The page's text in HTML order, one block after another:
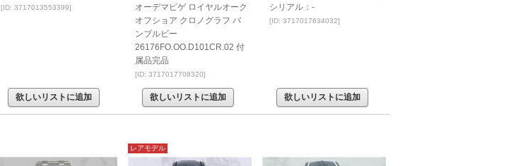
[ID: 3717013553399]
欲しいリストに追加
オーデマピゲ ロイヤルオーク
オフショア クロノグラフ バ
ンブルビー
26176FO.OO.D101CR.02 付
属品完品
[ID: 3717017708320]
欲しいリストに追加
シリアル：-
[ID: 3717017634032]
欲しいリストに追加
レアモデル